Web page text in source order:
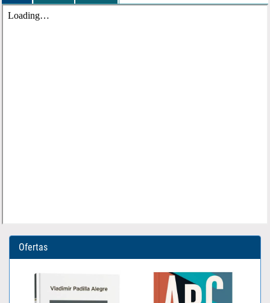
Ofertas